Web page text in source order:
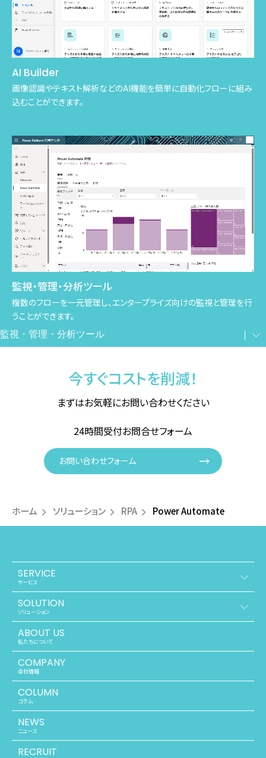
AI Builder
画像認識やテキスト解析などのAI機能を簡単に自動化フローに組み
込むことができます。
監視・管理・分析ツール
複数のフローを一元管理し、エンタープライズ向けの監視と管理を行
うことができます。
今すぐコストを削減！
まずはお気軽にお問い合わせください
24時間受付お問合せフォーム
お問い合わせフォーム
ホーム ソリューション RPA Power Automate
SERVICE
サービス
SOLUTION
ソリューション
ABOUT US
私たちについて
COMPANY
会社情報
COLUMN
コラム
NEWS
ニュース
RECRUIT